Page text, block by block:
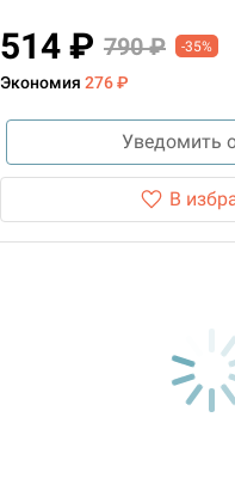
514 ₽ 790 ₽ -35%
Экономия 276 ₽
Уведомить
В